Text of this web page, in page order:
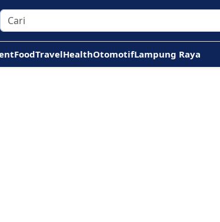
FoodTravelHealthOtomotifLampung Raya